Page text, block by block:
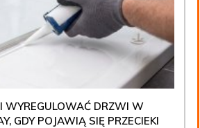
I WYREGULOWAĆ DRZWI W
GDY POJAWIĄ SIĘ PRZECIEKI